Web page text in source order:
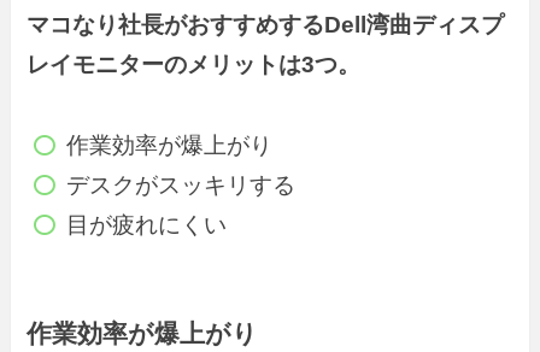
マコなり社長がおすすめするDell湾曲ディスプ
レイモニターのメリットは3つ。
作業効率が爆上がり
デスクがスッキリする
目が疲れにくい
作業効率が爆上がり